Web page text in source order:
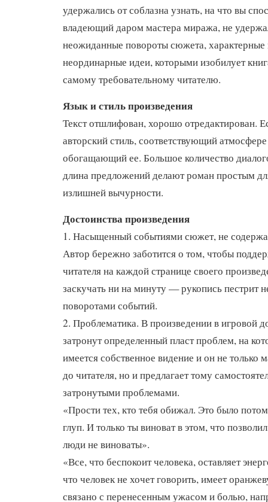
удержались от соблазна узнать, на что вы
владеющий даром мастера миража, не
неожиданные повороты сюжета, характерные
неординарные идеи, которыми изобилует
самому требовательному читателю.
Язык и стиль произведения
Текст отшлифован, хорошо отредактирован.
авторский стиль, соответствующий
обогащающий ее. Большое количество
длина предложений делают роман простым
излишней вычурности.
Достоинства произведения
1. Насыщенный событиями сюжет, не
Автор бережно заботится о том, чтобы
читателя на каждой странице своего
заскучать ни на минуту — рукопись пестрит
поворотами событий.
2. Проблематика. В произведении в игровой
затронут определенный пласт проблем, на
имеется собственное видение и он не только
до читателя, но и предлагает тому
затронутыми проблемами.
«Прости тех, кто тебя обижал. Это было
глуп. И только ты виноват в этом, что
люди не виноваты».
«Все, что беспокоит человека, оставляет
что человек не хочет говорить, имеет
связано с перенесенным ужасом и болью,